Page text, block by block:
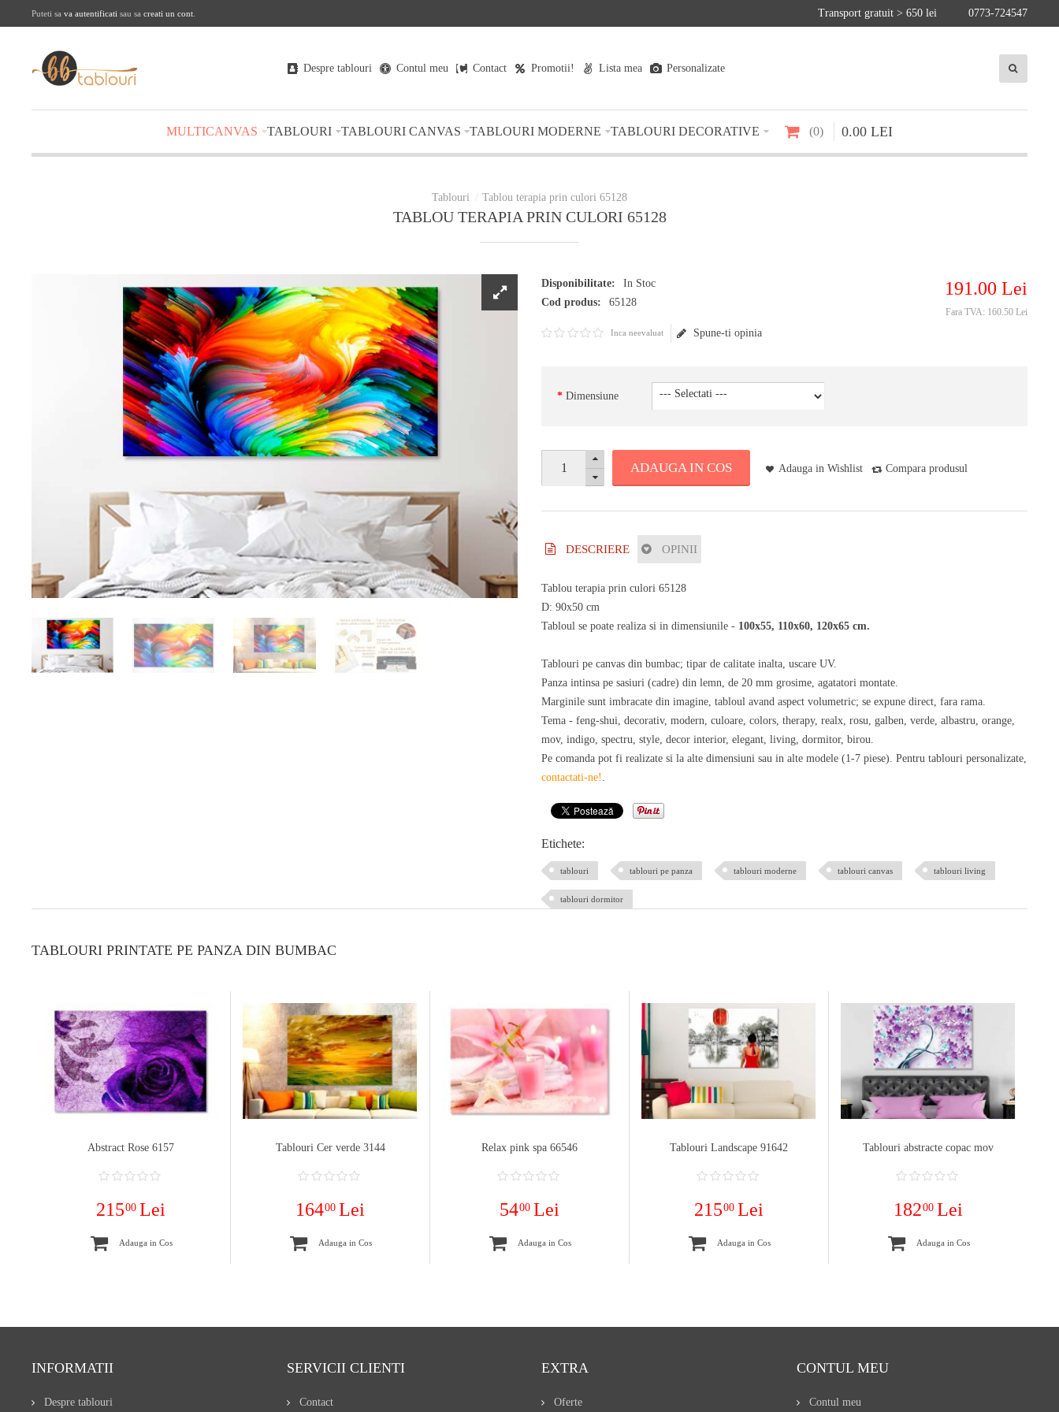
Puteti sa va autentificati sau sa creati un cont Transport gratuit > 650 lei 0773-724547
Despre tablouri Contul meu Contact Promotii! Lista mea Personalizate
MULTICANVAS TABLOURI TABLOURI CANVAS TABLOURI MODERNE TABLOURI DECORATIVE 0 0.00 LEI
Tablou terapia prin culori 65128
TABLOU TERAPIA PRIN CULORI 65128
Disponibilitate:
In Stoc
Cod produs:
65128
191.00 Lei
Fara TVA: 160.50 Lei
Inca neevaluat Spune-ti opinia
Dimensiune
ADAUGA IN COS Adauga in Wishlist Compara produsul
DESCRIERE OPINII
Tablou terapia prin culori 65128
D: 90x50 cm
Tabloul se poate realiza si in dimensiunile - 100x55, 110x60, 120x65 cm.
Tablouri pe canvas din bumbac; tipar de calitate inalta, uscare UV.
Panza intinsa pe sasiuri (cadre) din lemn, de 20 mm grosime, agatatori montate.
Marginile sunt imbracate din imagine, tabloul avand aspect volumetric; se expune direct, fara rama.
Tema - feng-shui, decorativ, modern, culoare, colors, therapy, realx, rosu, galben, verde, albastru, orange,
mov, indigo, spectru, style, decor interior, elegant, living, dormitor, birou.
Pe comanda pot fi realizate si la alte dimensiuni sau in alte modele (1-7 piese). Pentru tablouri personalizate,
contactati-ne! .
Etichete:
tablouri tablouri pe panza tablouri moderne tablouri canvas tablouri living
tablouri dormitor
TABLOURI PRINTATE PE PANZA DIN BUMBAC
Abstract Rose 6157
21500 Lei
Adauga in Cos
Tablouri Cer verde 3144
16400 Lei
Adauga in Cos
Relax pink spa 66546
5400 Lei
Adauga in Cos
Tablouri Landscape 91642
21500 Lei
Adauga in Cos
Tablouri abstracte copac mov
18200 Lei
Adauga in Cos
INFORMATII
Despre tablouri
SERVICII CLIENTI
Contact
EXTRA
Oferte
CONTUL MEU
Contul meu